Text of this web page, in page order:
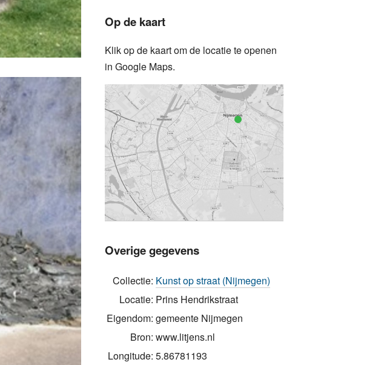
Op de kaart
Klik op de kaart om de locatie te openen
in Google Maps.
Overige gegevens
Collectie: Kunst op straat (Nijmegen)
Locatie: Prins Hendrikstraat
Eigendom: gemeente Nijmegen
Bron: www.litjens.nl
Longitude: 5.86781193